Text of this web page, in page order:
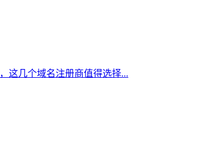
这几个域名注册商值得选择...